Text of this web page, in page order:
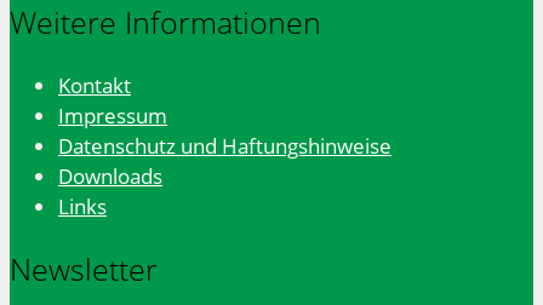
Weitere Informationen
Kontakt
Impressum
Datenschutz und Haftungshinweise
Downloads
Links
Newsletter